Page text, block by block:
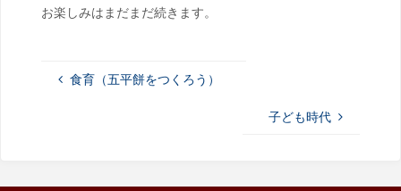
お楽しみはまだまだ続きます。
食育（五平餅をつくろう）
子ども時代